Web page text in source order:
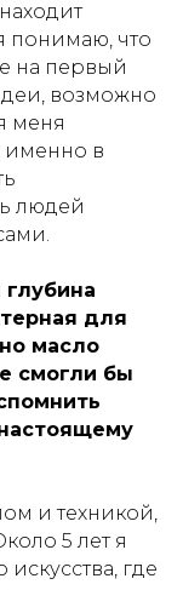
понимаю, что
на первый
возможно
меня
именно в
людей
глубина
для
масло
смогли бы
и техникой,
5 лет я
где